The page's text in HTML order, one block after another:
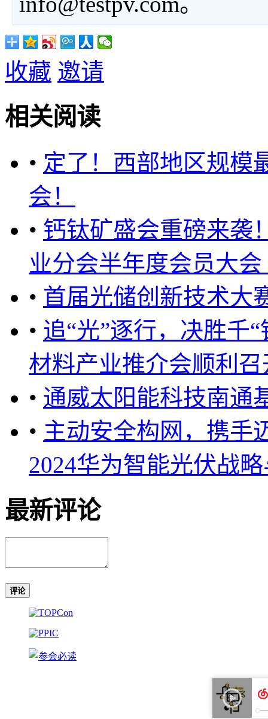
收藏 邀请
相关阅读
• 定了！西部地区规模
会！
• 钙钛矿盛会重磅来袭
业分会半年度会员大
• 首届光储创新技术大
• 追“光”逐行，决胜
材料产业推介会顺利召
• 通威太阳能科技南通
• 主动安全构网，携
2024华为智能光伏战
最新评论
评论